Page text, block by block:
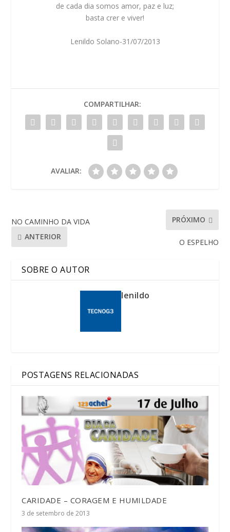
de cada dia somos amor, paz e luz;
basta crer e viver!
Lenildo Solano-31/07/2013
COMPARTILHAR:
AVALIAR:
NO CAMINHO DA VIDA
ANTERIOR
PRÓXIMO
O ESPELHO
SOBRE O AUTOR
lenildo
POSTAGENS RELACIONADAS
CARIDADE – CORAGEM E HUMILDADE
3 de setembro de 2013